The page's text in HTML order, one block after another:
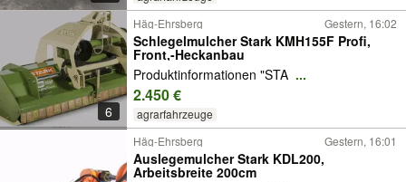
6
Häg-Ehrsberg Gestern, 16:02
Schlegelmulcher Stark KMH155F Profi,
Front,-Heckanbau
Produktinformationen "STA ...
2.450 €
agrarfahrzeuge
Häg-Ehrsberg Gestern, 16:01
Auslegemulcher Stark KDL200,
Arbeitsbreite 200cm